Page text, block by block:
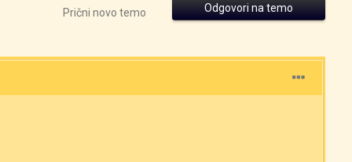
Odgovori na temo
Prični novo temo